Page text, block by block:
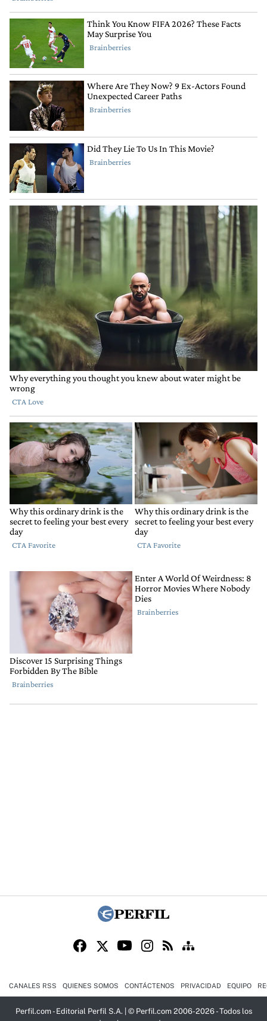
CANALES RSS QUIENES SOMOS CONTÁCTENOS PRIVACIDAD EQUIPO
Perfil.com - Editorial Perfil S.A. | © Perfil.com 2006-2026 - Todos los